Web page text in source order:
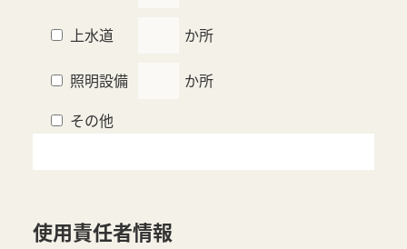
上水道 か所
照明設備 か所
その他
使用責任者情報